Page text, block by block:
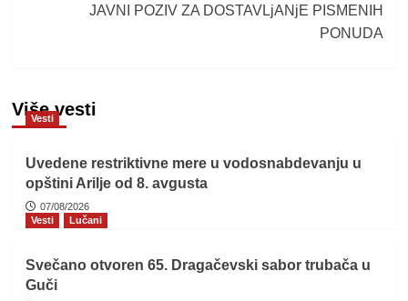
JAVNI POZIV ZA DOSTAVLjANjE PISMENIH
PONUDA
Više vesti
Vesti
Uvedene restriktivne mere u vodosnabdevanju u
opštini Arilje od 8. avgusta
07/08/2026
Vesti
Lučani
Svečano otvoren 65. Dragačevski sabor trubača u
Guči